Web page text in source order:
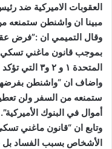
العقوبات الاميركية ضد
مبينا ان واشنطن ستمنعه
وقال التميمي ان :”فرض
بموجب قانون ماغني تسكي
المتحدة ١ و ٢ و٣ التي تؤكد على سيادة الدول وتمنع التدخل فيها”.
واضاف ان “واشنطن بفرضها
ستمنعه من السفر ولن
أموال في البنوك الأميركية”.
وتابع ان “قانون ماغني
الأشخاص بسبب الفساد بل